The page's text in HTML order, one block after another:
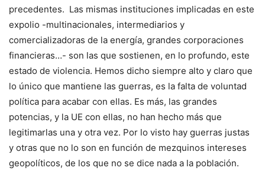
precedentes. Las mismas instituciones implicadas en este
expolio -multinacionales, intermediarios y
comercializadoras de la energía, grandes corporaciones
financieras…- son las que sostienen, en lo profundo, este
estado de violencia. Hemos dicho siempre alto y claro que
lo único que mantiene las guerras, es la falta de voluntad
política para acabar con ellas. Es más, las grandes
potencias, y la UE con ellas, no han hecho más que
legitimarlas una y otra vez. Por lo visto hay guerras justas
y otras que no lo son en función de mezquinos intereses
geopolíticos, de los que no se dice nada a la población.